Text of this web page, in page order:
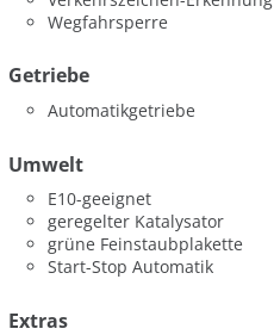
Wegfahrsperre
Getriebe
Automatikgetriebe
Umwelt
E10-geeignet
geregelter Katalysator
grüne Feinstaubplakette
Start-Stop Automatik
Extras